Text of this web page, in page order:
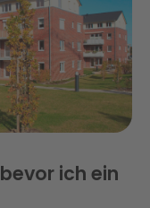
ich ein